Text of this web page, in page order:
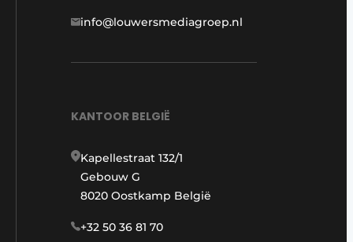
info@louwersmediagroep.nl
KANTOOR BELGIË
Kapellestraat 132/1
Gebouw G
8020 Oostkamp België
+32 50 36 81 70